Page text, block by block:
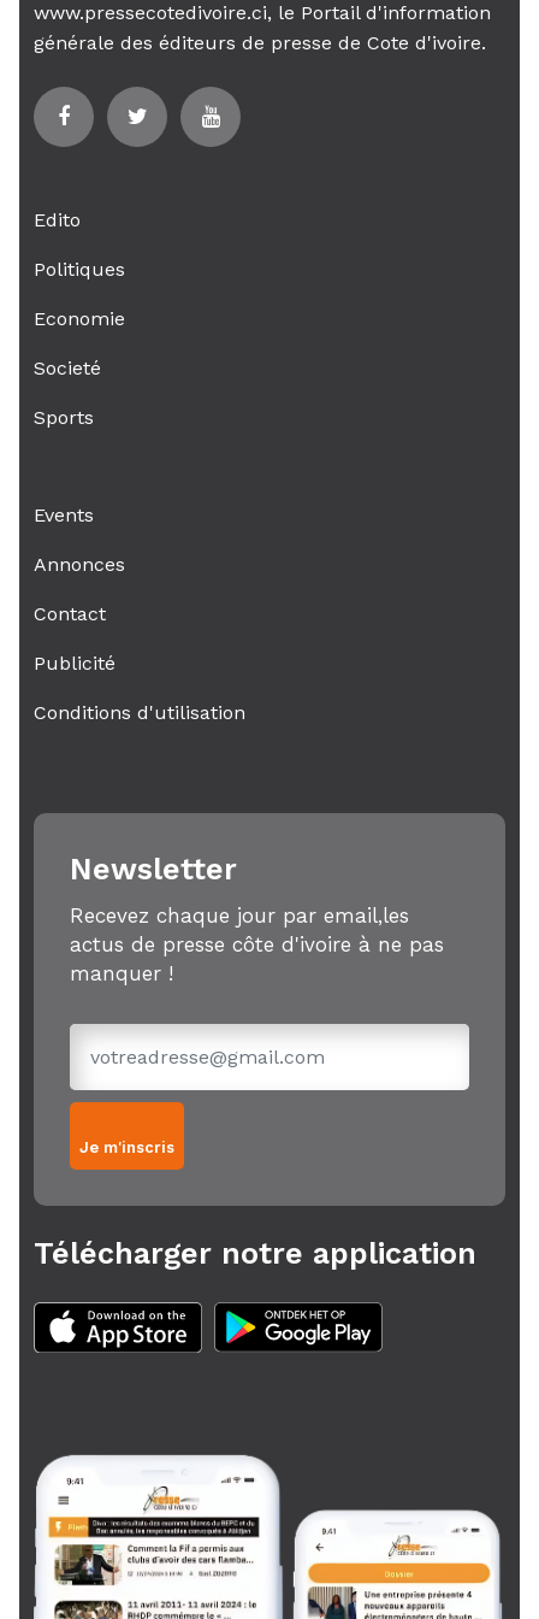
www.pressecotedivoire.ci, le Portail d'information
générale des éditeurs de presse de Cote d'ivoire.
Edito
Politiques
Economie
Societé
Sports
Events
Annonces
Contact
Publicité
Conditions d'utilisation
Newsletter
Recevez chaque jour par email,les
actus de presse côte d'ivoire à ne pas
manquer !
Je m'inscris
Télécharger notre application